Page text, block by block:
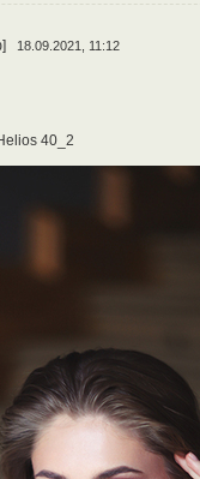
18.09.2021, 11:12
40_2